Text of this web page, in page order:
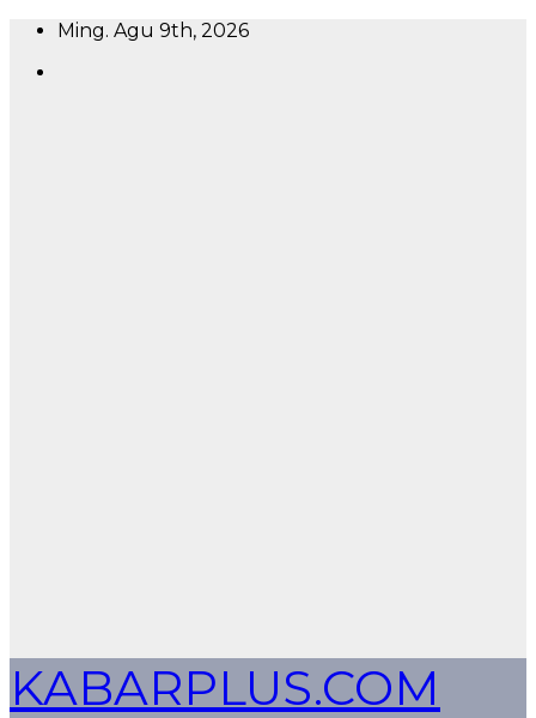
Skip
content
Ming. Agu 9th, 2026
KABARPLUS.COM